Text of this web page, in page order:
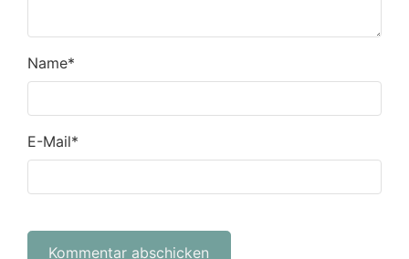
Name*
E-Mail*